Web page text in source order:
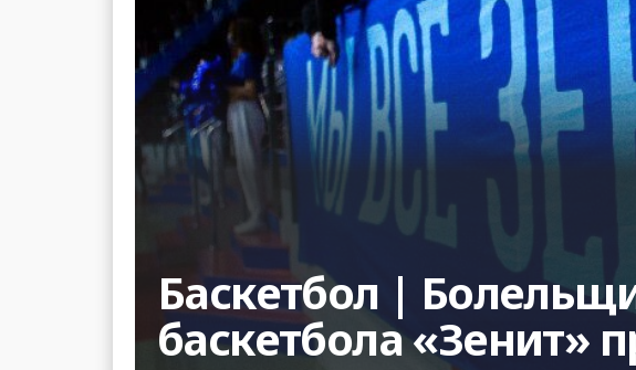
Баскетбол |
баскетбола «Зенит»